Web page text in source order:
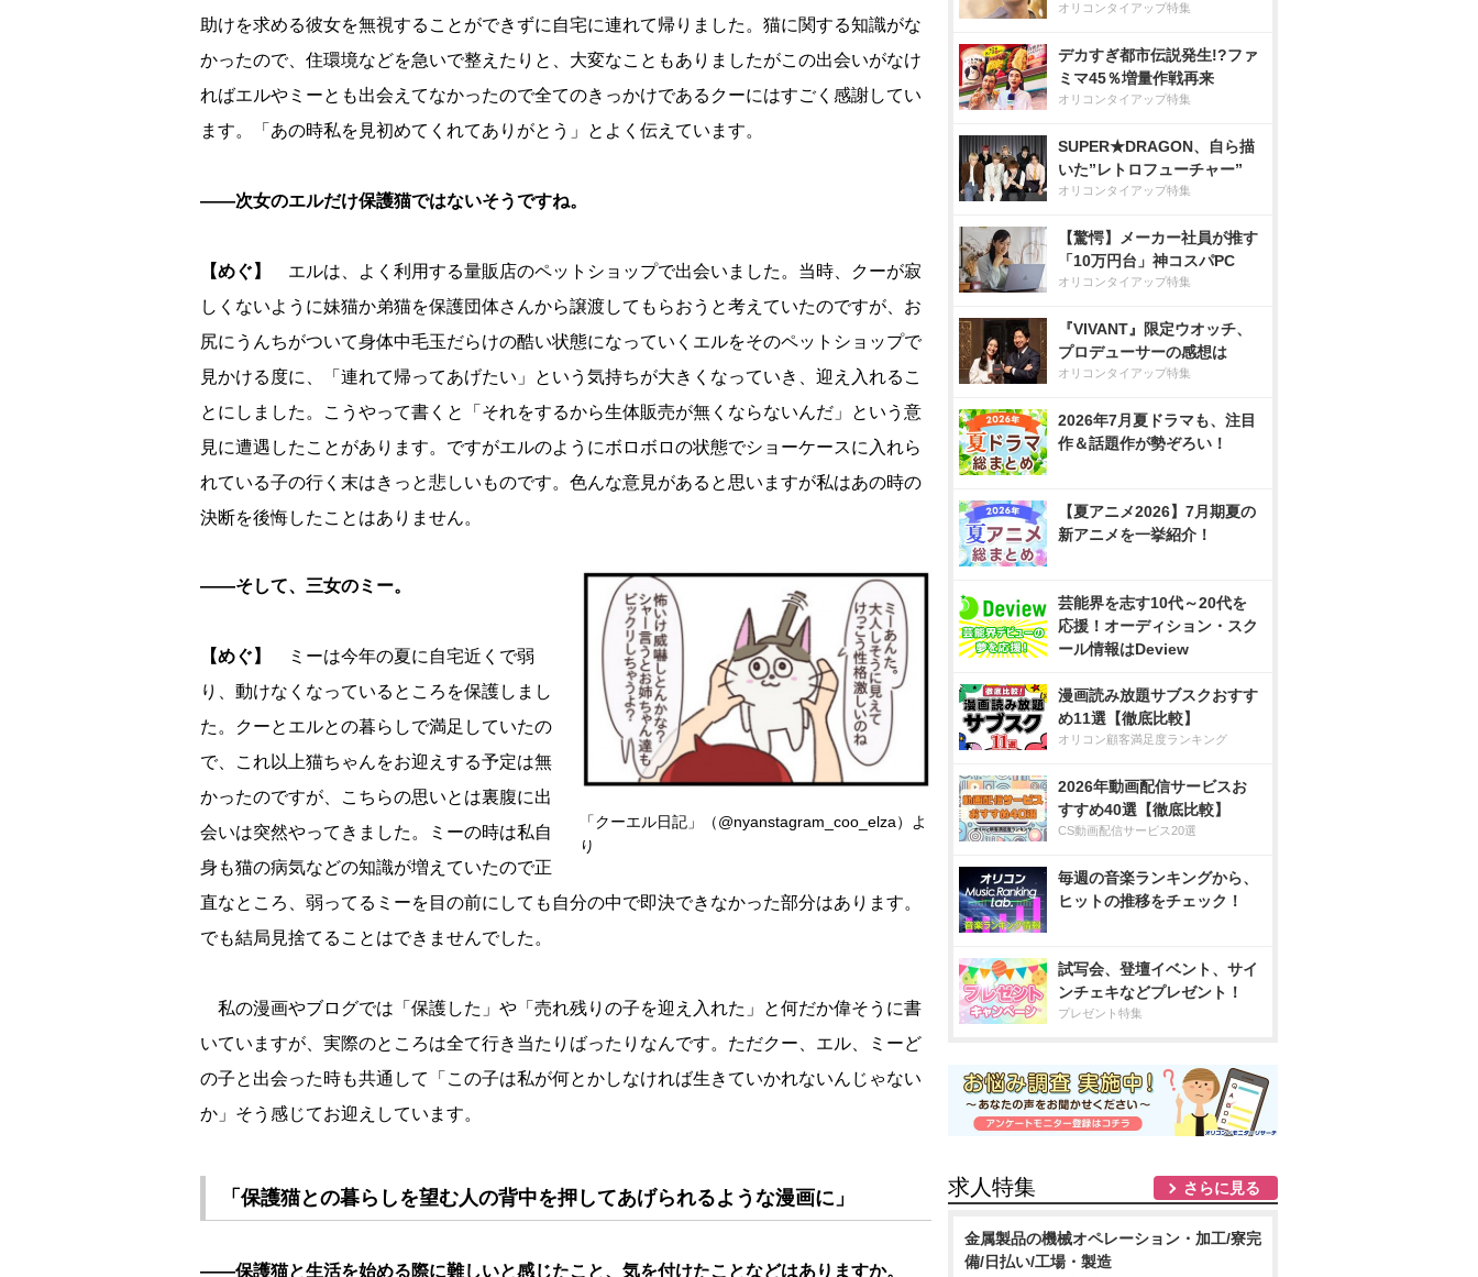
助けを求める彼女を無視することができずに自宅に連れて帰りました。猫に関する知識がな
かったので、住環境などを急いで整えたりと、大変なこともありましたがこの出会いがなけ
ればエルやミーとも出会えてなかったので全てのきっかけであるクーにはすごく感謝してい
ます。「あの時私を見初めてくれてありがとう」とよく伝えています。
――次女のエルだけ保護猫ではないそうですね。
【めぐ】
エルは、よく利用する量販店のペットショップで出会いました。当時、クーが寂
しくないように妹猫か弟猫を保護団体さんから譲渡してもらおうと考えていたのですが、お
尻にうんちがついて身体中毛玉だらけの酷い状態になっていくエルをそのペットショップで
見かける度に、「連れて帰ってあげたい」という気持ちが大きくなっていき、迎え入れるこ
とにしました。こうやって書くと「それをするから生体販売が無くならないんだ」という意
見に遭遇したことがあります。ですがエルのようにボロボロの状態でショーケースに入れら
れている子の行く末はきっと悲しいものです。色んな意見があると思いますが私はあの時の
決断を後悔したことはありません。
「クーエル日記」（@nyanstagram_coo_elza）よ
り
――そして、三女のミー。
【めぐ】
ミーは今年の夏に自宅近くで弱
り、動けなくなっているところを保護しまし
た。クーとエルとの暮らしで満足していたの
で、これ以上猫ちゃんをお迎えする予定は無
かったのですが、こちらの思いとは裏腹に出
会いは突然やってきました。ミーの時は私自
身も猫の病気などの知識が増えていたので正
直なところ、弱ってるミーを目の前にしても自分の中で即決できなかった部分はあります。
でも結局見捨てることはできませんでした。
私の漫画やブログでは「保護した」や「売れ残りの子を迎え入れた」と何だか偉そうに書
いていますが、実際のところは全て行き当たりばったりなんです。ただクー、エル、ミーど
の子と出会った時も共通して「この子は私が何とかしなければ生きていかれないんじゃない
か」そう感じてお迎えしています。
「保護猫との暮らしを望む人の背中を押してあげられるような漫画に」
――保護猫と生活を始める際に難しいと感じたこと、気を付けたことなどはありますか。
オリコンタイアップ特集
デカすぎ都市伝説発生!?ファ
ミマ45％増量作戦再来
オリコンタイアップ特集
SUPER★DRAGON、自ら描
いた”レトロフューチャー”
オリコンタイアップ特集
【驚愕】メーカー社員が推す
「10万円台」神コスパPC
オリコンタイアップ特集
『VIVANT』限定ウオッチ、
プロデューサーの感想は
オリコンタイアップ特集
2026年7月夏ドラマも、注目
作＆話題作が勢ぞろい！
【夏アニメ2026】7月期夏の
新アニメを一挙紹介！
芸能界を志す10代～20代を
応援！オーディション・スク
ール情報はDeview
漫画読み放題サブスクおすす
め11選【徹底比較】
オリコン顧客満足度ランキング
2026年動画配信サービスお
すすめ40選【徹底比較】
CS動画配信サービス20選
毎週の音楽ランキングから、
ヒットの推移をチェック！
試写会、登壇イベント、サイ
ンチェキなどプレゼント！
プレゼント特集
求人特集 さらに見る
金属製品の機械オペレーション・加工/寮完
備/日払い/工場・製造